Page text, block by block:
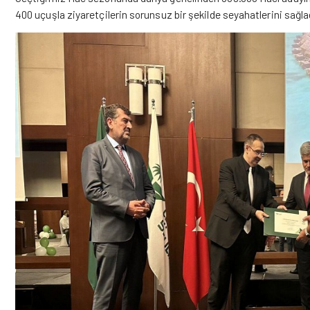
400 uçuşla ziyaretçilerin sorunsuz bir şekilde seyahatlerini